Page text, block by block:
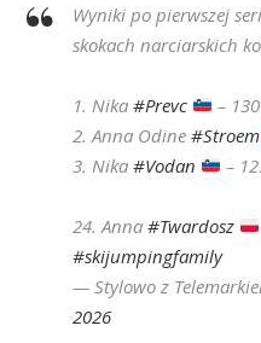
Wyniki po pierwszej
skokach narciarskich
1. Nika #Prevc
–
2. Anna Odine #Stroem
3. Nika #Vodan –
24. Anna #Twardosz
#skijumpingfamily
— Stylowo z
2026